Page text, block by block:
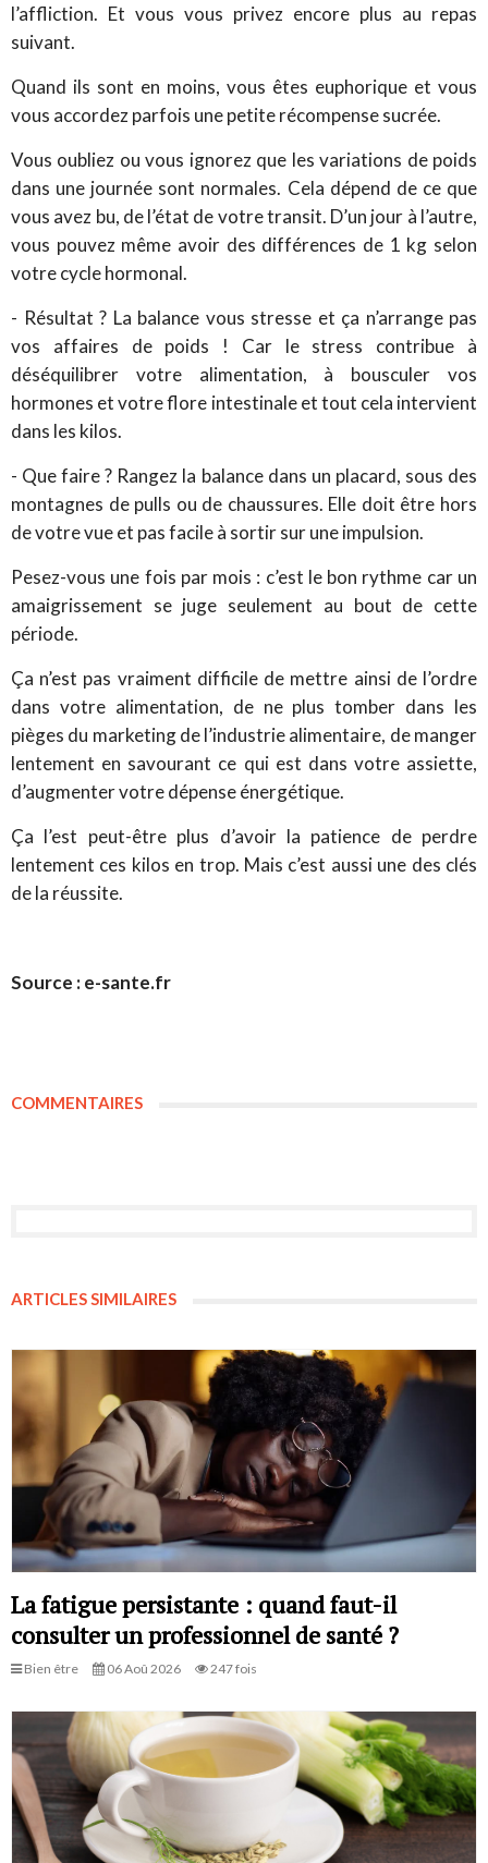
l’affliction. Et vous vous privez encore plus au repas
suivant.
Quand ils sont en moins, vous êtes euphorique et vous
vous accordez parfois une petite récompense sucrée.
Vous oubliez ou vous ignorez que les variations de poids
dans une journée sont normales. Cela dépend de ce que
vous avez bu, de l’état de votre transit. D’un jour à l’autre,
vous pouvez même avoir des différences de 1 kg selon
votre cycle hormonal.
- Résultat ? La balance vous stresse et ça n’arrange pas
vos affaires de poids ! Car le stress contribue à
déséquilibrer votre alimentation, à bousculer vos
hormones et votre flore intestinale et tout cela intervient
dans les kilos.
- Que faire ? Rangez la balance dans un placard, sous des
montagnes de pulls ou de chaussures. Elle doit être hors
de votre vue et pas facile à sortir sur une impulsion.
Pesez-vous une fois par mois : c’est le bon rythme car un
amaigrissement se juge seulement au bout de cette
période.
Ça n’est pas vraiment difficile de mettre ainsi de l’ordre
dans votre alimentation, de ne plus tomber dans les
pièges du marketing de l’industrie alimentaire, de manger
lentement en savourant ce qui est dans votre assiette,
d’augmenter votre dépense énergétique.
Ça l’est peut-être plus d’avoir la patience de perdre
lentement ces kilos en trop. Mais c’est aussi une des clés
de la réussite.
Source : e-sante.fr
COMMENTAIRES
ARTICLES SIMILAIRES
La fatigue persistante : quand faut-il
consulter un professionnel de santé ?
Bien être 06 Aoû 2026 247 fois